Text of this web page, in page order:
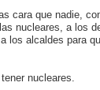
cara que nadie,
nucleares, a los
los alcaldes para
nucleares.